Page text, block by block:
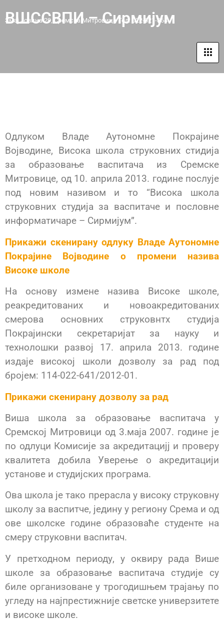
ВШССВПИ – Сирмијум
Змај Јовина 29, Сремска Митровица Тел: 022-621-864
Одлуком Владе Аутономне Покрајине
Војводине, Висока школа струковних стидија
за образовање васпитача из Сремске
Митровице, од 10. априла 2013. године послује
под новим називом и то “Висока школа
струковних студија за васпитаче и пословне
информатичаре – Сирмијум”.
Прикажи скенирану одлуку Владе Аутономне
Покрајине Војводине о промени назива
Високе школе
На основу измене назива Високе школе,
реакредитованих и новоакредитованих
смерова основних струковнтх студија
Покрајински секретаријат за науку и
технолошки развој 17. априла 2013. године
издаје високој школи дозволу за рад под
бројем: 114-022-641/2012-01.
Прикажи скенирану дозволу за рад
Виша школа за образовање васпитача у
Сремској Митровици од 3.маја 2007. године је
по одлуци Комисије за акредитацијј и проверу
квалитета добила Уверење о акредитацији
установе и студијских програма.
Ова школа је тако прерасла у високу струковну
школу за васпитче, једину у региону Срема и од
ове школске године образоваће студенте на
смеру струковни васпитач.
У претходном периоду, у оквиру рада Више
школе за образовање васпитача студије су
биле организоване у трогодишњем трајању по
угледу на најпрестижније светске универзитете
и високе школе.